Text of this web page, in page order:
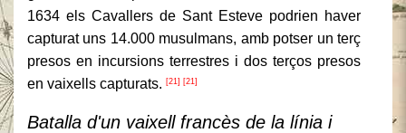
1634 els Cavallers de Sant Esteve podrien haver
capturat uns 14.000 musulmans, amb potser un terç
presos en incursions terrestres i dos terços presos
en vaixells capturats. [21] [21]
Batalla d'un vaixell francès de la línia i